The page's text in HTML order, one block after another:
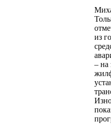
из
– на